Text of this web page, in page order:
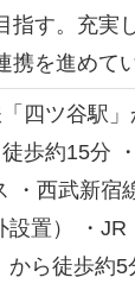
す。充実
を進めてい
四ツ谷駅
歩約15分
・西武新宿
置） ・JR
ら徒歩約